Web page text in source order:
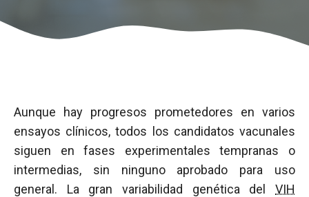
Aunque hay progresos prometedores en varios
ensayos clínicos, todos los candidatos vacunales
siguen en fases experimentales tempranas o
intermedias, sin ninguno aprobado para uso
general. La gran variabilidad genética del VIH